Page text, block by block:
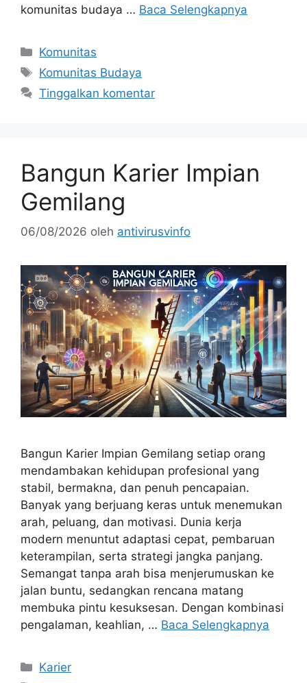
komunitas budaya … Baca Selengkapnya
Kategori
Komunitas
Tag
Komunitas Budaya
Tinggalkan komentar
Bangun Karier Impian
Gemilang
06/08/2026 oleh antivirusvinfo
Bangun Karier Impian Gemilang setiap orang
mendambakan kehidupan profesional yang
stabil, bermakna, dan penuh pencapaian.
Banyak yang berjuang keras untuk menemukan
arah, peluang, dan motivasi. Dunia kerja
modern menuntut adaptasi cepat, pembaruan
keterampilan, serta strategi jangka panjang.
Semangat tanpa arah bisa menjerumuskan ke
jalan buntu, sedangkan rencana matang
membuka pintu kesuksesan. Dengan kombinasi
pengalaman, keahlian, … Baca Selengkapnya
Kategori
Karier